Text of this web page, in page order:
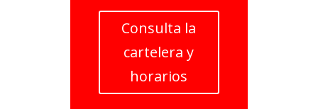
Consulta la
cartelera y
horarios